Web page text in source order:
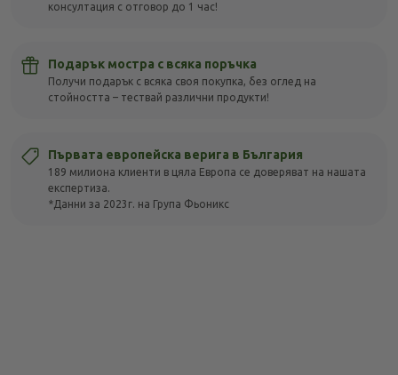
консултация с отговор до 1 час!
Подарък мостра с всяка поръчка
Получи подарък с всяка своя покупка, без оглед на
стойността – тествай различни продукти!
Първата европейска верига в България
189 милиона клиенти в цяла Европа се доверяват на нашата
експертиза.
*Данни за 2023г. на Група Фьоникс